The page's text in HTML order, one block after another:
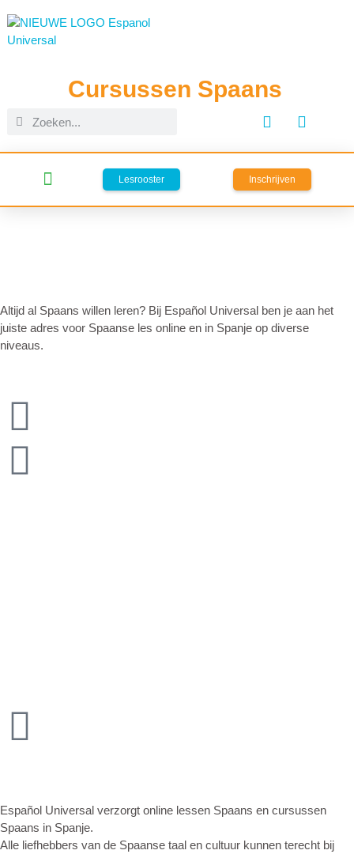
Cursussen Spaans
Lesrooster Inschrijven
Altijd al Spaans willen leren? Bij Español Universal ben je aan het
juiste adres voor Spaanse les online en in Spanje op diverse
niveaus.
Español Universal verzorgt online lessen Spaans en cursussen
Spaans in Spanje.
Alle liefhebbers van de Spaanse taal en cultuur kunnen terecht bij